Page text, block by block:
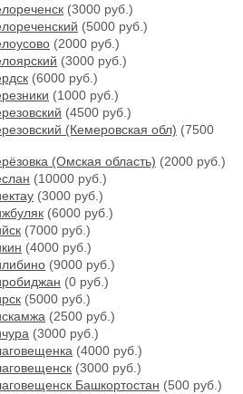
(3000 руб.)
(5000 руб.)
(2000 руб.)
(3000 руб.)
(6000 руб.)
(1000 руб.)
(4500 руб.)
(Кемеровская обл) (7500
(Омская область) (2000 руб.)
(10000 руб.)
(3000 руб.)
(6000 руб.)
(7000 руб.)
(4000 руб.)
(9000 руб.)
(0 руб.)
(5000 руб.)
(2500 руб.)
(3000 руб.)
(4000 руб.)
(3000 руб.)
Башкортостан (500 руб.)